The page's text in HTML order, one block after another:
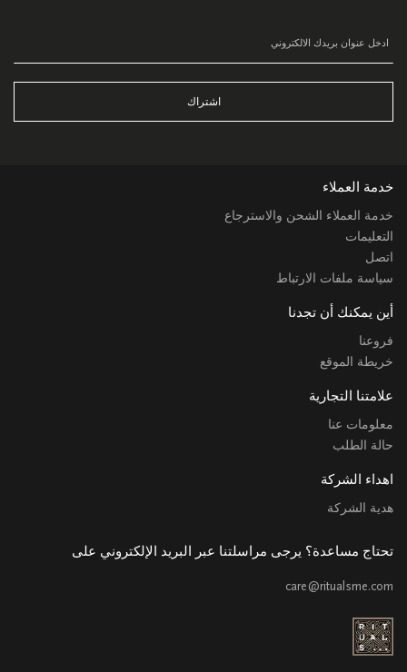
اشتراك
خدمة العملاء
خدمة العملاء الشحن والاسترجاع
التعليمات
اتصل
سياسة ملفات الارتباط
أين يمكنك أن تجدنا
فروعنا
خريطة الموقع
علامتنا التجارية
معلومات عنا
حالة الطلب
اهداء الشركة
هدية الشركة
تحتاج مساعدة؟ يرجى مراسلتنا عبر البريد الإلكتروني على
care@ritualsme.com